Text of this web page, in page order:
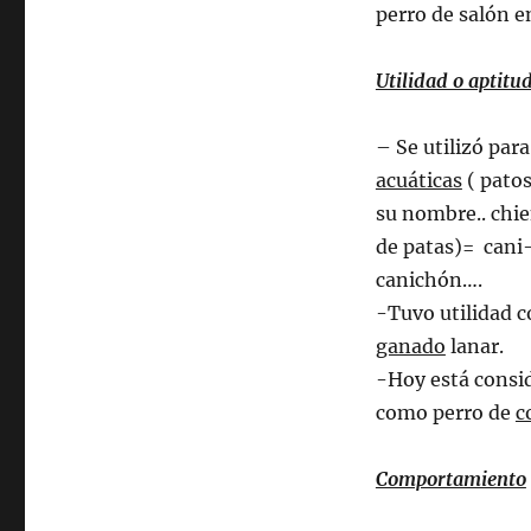
perro de salón
Utilidad o
– Se utilizó
acuáticas(
su nombre..
de patas)=
canichón….
-Tuvo utilidad
ganado lanar.
-Hoy está
como perro de
Comportamiento